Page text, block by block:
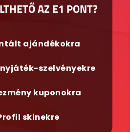
AZ E1 PONT?
ajándékokra
szelvényekre
kuponokra
skinekre